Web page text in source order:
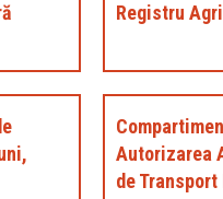
Registru
Autorizarea
de Transport